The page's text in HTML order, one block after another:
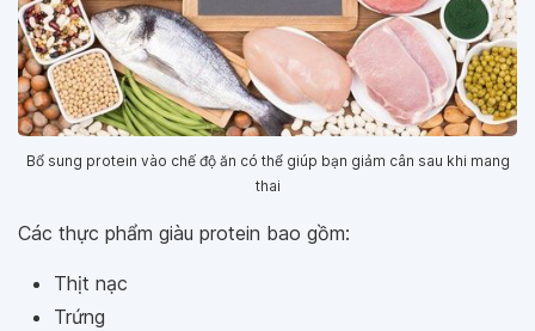
Bổ sung protein vào chế độ ăn có thể giúp bạn giảm cân sau khi mang
thai
Các thực phẩm giàu protein bao gồm:
Thịt nạc
Trứng